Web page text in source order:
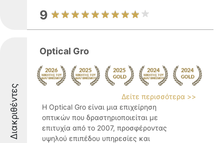
9
Διακριθέντες
Optical Gro
Δείτε περισσότερα >>
Η Optical Gro είναι μια επιχείρηση
οπτικών που δραστηριοποιείται με
επιτυχία από το 2007, προσφέροντας
υψηλού επιπέδου υπηρεσίες και